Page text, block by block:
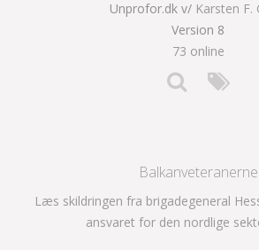
Unprofor.dk v/ Karsten F.
Version 8
73 online
Balkanveteranerne
Læs skildringen fra brigadegeneral
ansvaret for den nordlige